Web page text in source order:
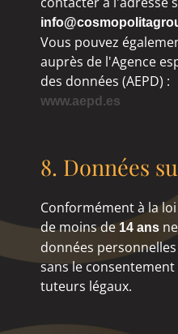
Vous pouvez
auprès de l'Agence
des données (AEPD) :
www.aepd.es
8. Données
Conformément à la
de moins de14 ans
données personnelles
sans le
tuteurs légaux.